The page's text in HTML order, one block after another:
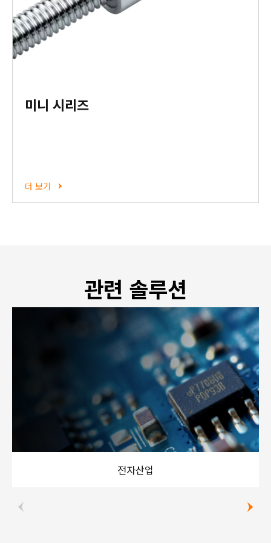
미니 시리즈
더 보기
관련 솔루션
전자산업